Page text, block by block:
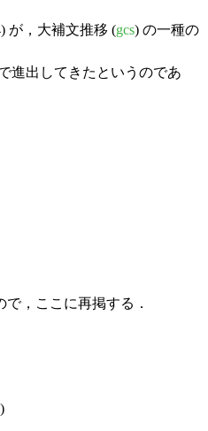
が，大補文推移 (gcs) の一種の
進出してきたというのであ
，ここに再掲する．